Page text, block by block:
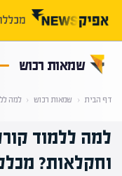
שמאות רכוש
דף הבית ‹ שמאות רכוש ‹ למה
למה ללמוד
וחקלאות?